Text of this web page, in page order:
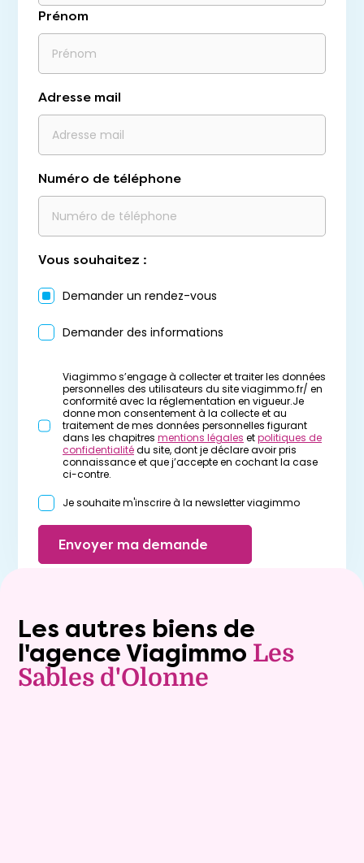
Prénom
Adresse mail
Numéro de téléphone
Vous souhaitez :
Demander un rendez-vous
Demander des informations
Viagimmo s’engage à collecter et traiter les données
personnelles des utilisateurs du site viagimmo.fr/ en
conformité avec la réglementation en vigueur.Je
donne mon consentement à la collecte et au
traitement de mes données personnelles figurant
dans les chapitres mentions légales etpolitiques de
confidentialitédu site, dont je déclare avoir pris
connaissance et que j’accepte en cochant la case
ci-contre.
Je souhaite m'inscrire à la newsletter viagimmo
Envoyer ma demande
Les autres biens de
l'agence Viagimmo Les
Sables d'Olonne